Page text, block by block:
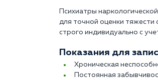
Психиатры
для точной оценки
строго индивидуально с
Показания для
Хроническая
Постоянная